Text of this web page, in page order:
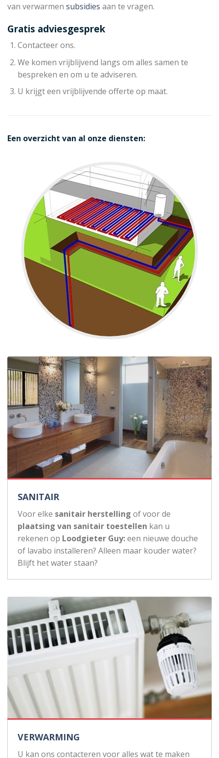
van verwarmen subsidies aan te vragen.
Gratis adviesgesprek
Contacteer ons.
We komen vrijblijvend langs om alles samen te
bespreken en om u te adviseren.
U krijgt een vrijblijvende offerte op maat.
Een overzicht van al onze diensten:
SANITAIR
Voor elke sanitair herstelling of voor de
plaatsing van sanitair toestellen kan u
rekenen op Loodgieter Guy:een nieuwe douche
of lavabo installeren? Alleen maar kouder water?
Blijft het water staan?
VERWARMING
U kan ons contacteren voor alles wat te maken